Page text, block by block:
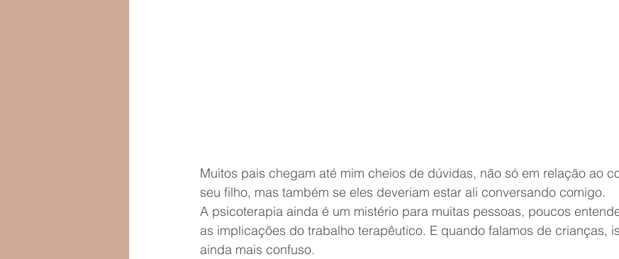
Muitos pais chegam até mim cheios de dúvidas, não só em relação ao
seu filho, mas também se eles deveriam estar ali conversando comigo.
A psicoterapia ainda é um mistério para muitas pessoas, poucos
as implicações do trabalho terapêutico. E quando falamos de crianças,
ainda mais confuso.